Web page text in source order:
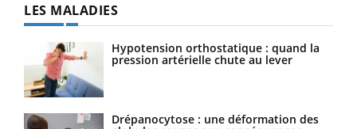
LES MALADIES
Hypotension orthostatique : quand la
pression artérielle chute au lever
Drépanocytose : une déformation des